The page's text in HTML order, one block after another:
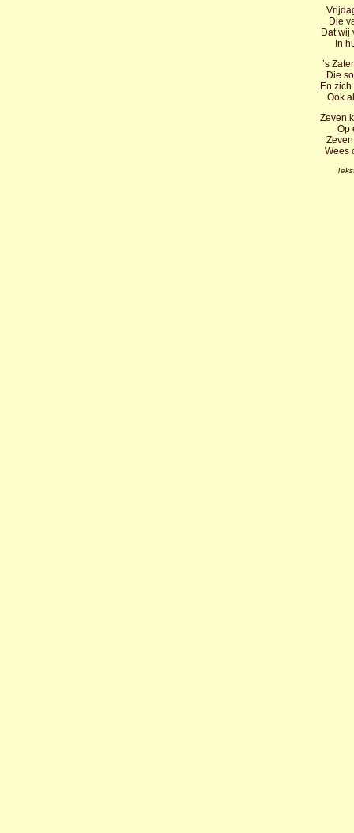
Die
Dat wij
In
’s
Die
En
Ook
Zeven
Op
Wees